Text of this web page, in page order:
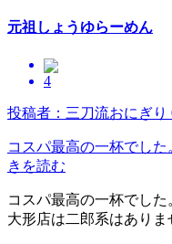
元祖しょうゆらーめん
4
投稿者：三刀流おにぎり
コスパ最高の一杯でし
きを読む
コスパ最高の一杯でした
大形店は二郎系はありま